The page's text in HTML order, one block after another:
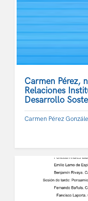
Carmen Pérez,
Relaciones
Desarrollo
Carmen Pérez